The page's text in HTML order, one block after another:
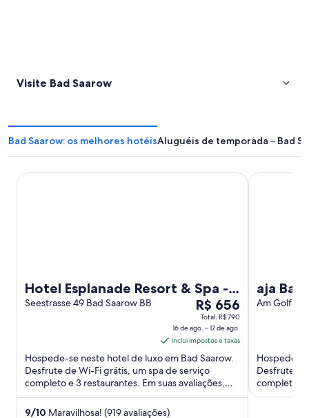
Visite Bad Saarow
Bad Saarow: os melhores hotéisAluguéis de temporada – Bad
Hotel Esplanade Resort & Spa -
Adults Only
Seestrasse 49 Bad Saarow BB
O
preço
é
de
R$ 656
por
diária
R$ 656
Total: R$ 790
16 de ago. – 17 de ago.
inclui impostos e taxas
Hospede-se neste hotel de luxo em Bad Saarow.
Desfrute de Wi-Fi grátis, um spa de serviço
completo e 3 restaurantes. Em suas avaliações,
nossos hóspedes elogiam ...
9/10 Maravilhosa! (919 avaliações)
Hotel Esplanade Resort & Spa - Adults Only
aja Bad
Am
Hospede-
Desfrute
completo e
como
aja Bad